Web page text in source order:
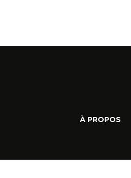
À PROPOS